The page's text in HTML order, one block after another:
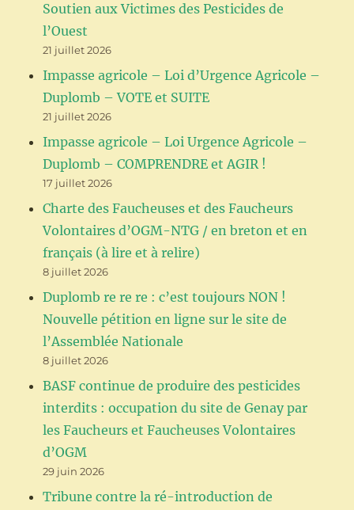
Soutien aux Victimes des Pesticides de
l’Ouest
21 juillet 2026
Impasse agricole – Loi d’Urgence Agricole –
Duplomb – VOTE et SUITE
21 juillet 2026
Impasse agricole – Loi Urgence Agricole –
Duplomb – COMPRENDRE et AGIR !
17 juillet 2026
Charte des Faucheuses et des Faucheurs
Volontaires d’OGM-NTG / en breton et en
français (à lire et à relire)
8 juillet 2026
Duplomb re re re : c’est toujours NON !
Nouvelle pétition en ligne sur le site de
l’Assemblée Nationale
8 juillet 2026
BASF continue de produire des pesticides
interdits : occupation du site de Genay par
les Faucheurs et Faucheuses Volontaires
d’OGM
29 juin 2026
Tribune contre la ré-introduction de